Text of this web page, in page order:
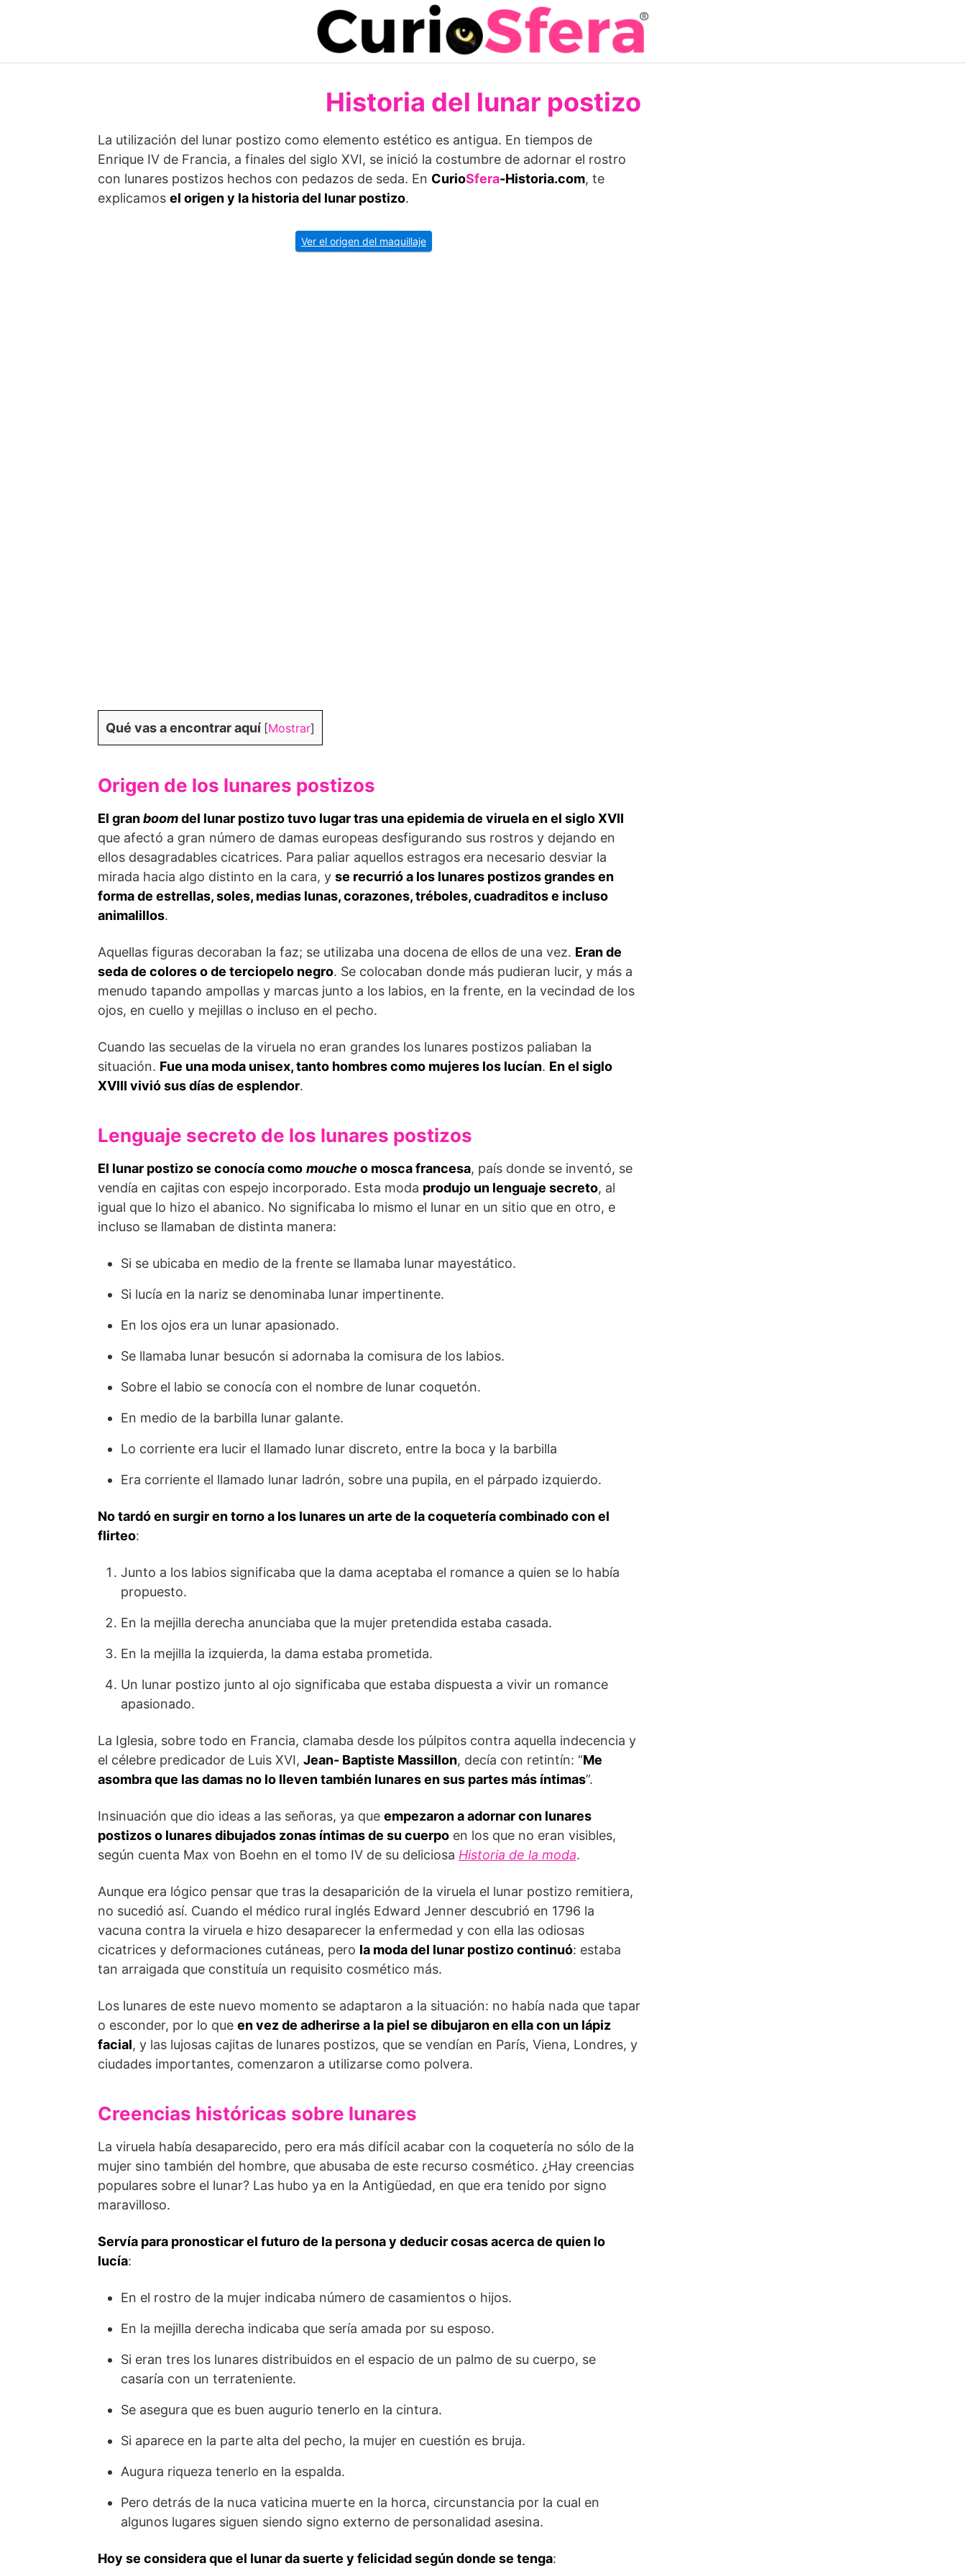
Historia del lunar postizo
La utilización del lunar postizo como elemento estético es antigua. En tiempos de
Enrique IV de Francia, a finales del siglo XVI, se inició la costumbre de adornar el rostro
con lunares postizos hechos con pedazos de seda. En CurioSfera-Historia.com, te
explicamos el origen y la historia del lunar postizo.
Ver el origen del maquillaje
Qué vas a encontrar aquí [Mostrar]
Origen de los lunares postizos
El granboomdel lunar postizo tuvo lugar tras una epidemia de viruela en el siglo XVII
que afectó a gran número de damas europeas desfigurando sus rostros y dejando en
ellos desagradables cicatrices. Para paliar aquellos estragos era necesario desviar la
mirada hacia algo distinto en la cara, y se recurrió a los lunares postizos grandes en
forma de estrellas, soles, medias lunas, corazones, tréboles, cuadraditos e incluso
animalillos.
Aquellas figuras decoraban la faz; se utilizaba una docena de ellos de una vez. Eran de
seda de colores o de terciopelo negro. Se colocaban donde más pudieran lucir, y más a
menudo tapando ampollas y marcas junto a los labios, en la frente, en la vecindad de los
ojos, en cuello y mejillas o incluso en el pecho.
Cuando las secuelas de la viruela no eran grandes los lunares postizos paliaban la
situación. Fue una moda unisex, tanto hombres como mujeres los lucían. En el siglo
XVIII vivió sus días de esplendor.
Lenguaje secreto de los lunares postizos
El lunar postizo se conocía como mouche o mosca francesa, país donde se inventó, se
vendía en cajitas con espejo incorporado. Esta moda produjo un lenguaje secreto, al
igual que lo hizo el abanico. No significaba lo mismo el lunar en un sitio que en otro, e
incluso se llamaban de distinta manera:
Si se ubicaba en medio de la frente se llamaba lunar mayestático.
Si lucía en la nariz se denominaba lunar impertinente.
En los ojos era un lunar apasionado.
Se llamaba lunar besucón si adornaba la comisura de los labios.
Sobre el labio se conocía con el nombre de lunar coquetón.
En medio de la barbilla lunar galante.
Lo corriente era lucir el llamado lunar discreto, entre la boca y la barbilla
Era corriente el llamado lunar ladrón, sobre una pupila, en el párpado izquierdo.
No tardó en surgir en torno a los lunares un arte de la coquetería combinado con el
flirteo:
Junto a los labios significaba que la dama aceptaba el romance a quien se lo había
propuesto.
En la mejilla derecha anunciaba que la mujer pretendida estaba casada.
En la mejilla la izquierda, la dama estaba prometida.
Un lunar postizo junto al ojo significaba que estaba dispuesta a vivir un romance
apasionado.
La Iglesia, sobre todo en Francia, clamaba desde los púlpitos contra aquella indecencia y
el célebre predicador de Luis XVI, Jean- Baptiste Massillon, decía con retintín: “Me
asombra que las damas no lo lleven también lunares en sus partes más íntimas”.
Insinuación que dio ideas a las señoras, ya que empezaron a adornar con lunares
postizos o lunares dibujados zonas íntimas de su cuerpo en los que no eran visibles,
según cuenta Max von Boehn en el tomo IV de su deliciosa Historia de la moda.
Aunque era lógico pensar que tras la desaparición de la viruela el lunar postizo remitiera,
no sucedió así. Cuando el médico rural inglés Edward Jenner descubrió en 1796 la
vacuna contra la viruela e hizo desaparecer la enfermedad y con ella las odiosas
cicatrices y deformaciones cutáneas, pero la moda del lunar postizo continuó: estaba
tan arraigada que constituía un requisito cosmético más.
Los lunares de este nuevo momento se adaptaron a la situación: no había nada que tapar
o esconder, por lo que en vez de adherirse a la piel se dibujaron en ella con un lápiz
facial, y las lujosas cajitas de lunares postizos, que se vendían en París, Viena, Londres, y
ciudades importantes, comenzaron a utilizarse como polvera.
Creencias históricas sobre lunares
La viruela había desaparecido, pero era más difícil acabar con la coquetería no sólo de la
mujer sino también del hombre, que abusaba de este recurso cosmético. ¿Hay creencias
populares sobre el lunar? Las hubo ya en la Antigüedad, en que era tenido por signo
maravilloso.
Servía para pronosticar el futuro de la persona y deducir cosas acerca de quien lo
lucía:
En el rostro de la mujer indicaba número de casamientos o hijos.
En la mejilla derecha indicaba que sería amada por su esposo.
Si eran tres los lunares distribuidos en el espacio de un palmo de su cuerpo, se
casaría con un terrateniente.
Se asegura que es buen augurio tenerlo en la cintura.
Si aparece en la parte alta del pecho, la mujer en cuestión es bruja.
Augura riqueza tenerlo en la espalda.
Pero detrás de la nuca vaticina muerte en la horca, circunstancia por la cual en
algunos lugares siguen siendo signo externo de personalidad asesina.
Hoy se considera que el lunar da suerte y felicidad según donde se tenga: